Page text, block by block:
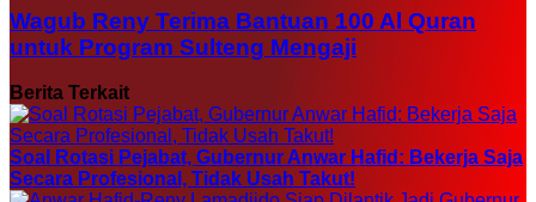
Wagub Reny Terima Bantuan 100 Al Quran
untuk Program Sulteng Mengaji
Berita Terkait
Soal Rotasi Pejabat, Gubernur Anwar Hafid: Bekerja Saja
Secara Profesional, Tidak Usah Takut!